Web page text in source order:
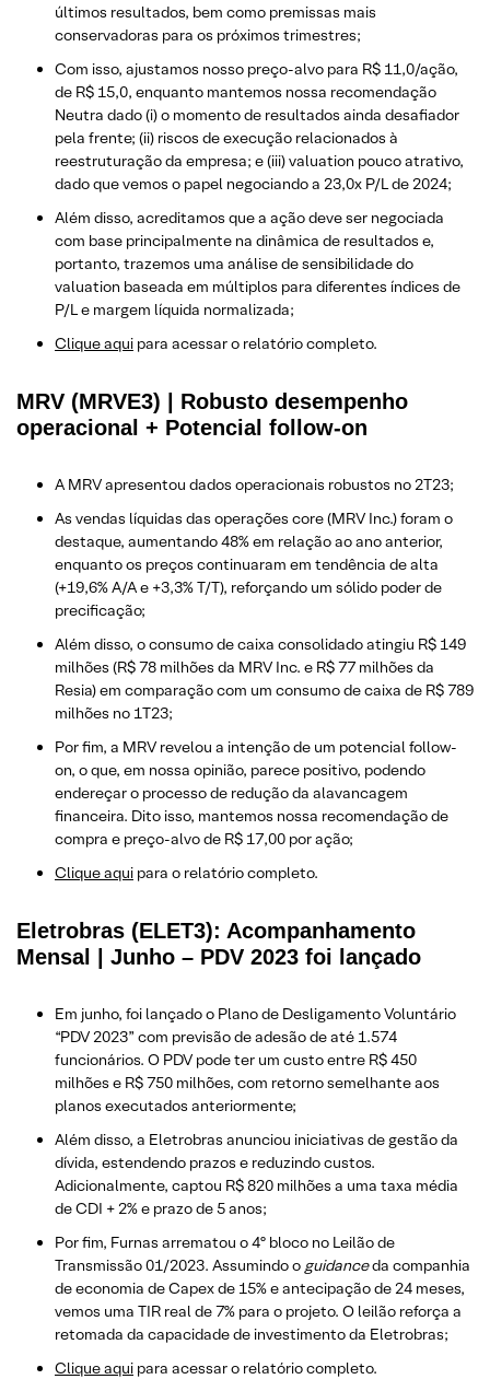
últimos resultados, bem como premissas mais
conservadoras para os próximos trimestres;
Com isso, ajustamos nosso preço-alvo para R$ 11,0/ação,
de R$ 15,0, enquanto mantemos nossa recomendação
Neutra dado (i) o momento de resultados ainda desafiador
pela frente; (ii) riscos de execução relacionados à
reestruturação da empresa; e (iii) valuation pouco atrativo,
dado que vemos o papel negociando a 23,0x P/L de 2024;
Além disso, acreditamos que a ação deve ser negociada
com base principalmente na dinâmica de resultados e,
portanto, trazemos uma análise de sensibilidade do
valuation baseada em múltiplos para diferentes índices de
P/L e margem líquida normalizada;
Clique aqui para acessar o relatório completo.
MRV (MRVE3) | Robusto desempenho
operacional + Potencial follow-on
A MRV apresentou dados operacionais robustos no 2T23;
As vendas líquidas das operações core (MRV Inc.) foram o
destaque, aumentando 48% em relação ao ano anterior,
enquanto os preços continuaram em tendência de alta
(+19,6% A/A e +3,3% T/T), reforçando um sólido poder de
precificação;
Além disso, o consumo de caixa consolidado atingiu R$ 149
milhões (R$ 78 milhões da MRV Inc. e R$ 77 milhões da
Resia) em comparação com um consumo de caixa de R$ 789
milhões no 1T23;
Por fim, a MRV revelou a intenção de um potencial follow-
on, o que, em nossa opinião, parece positivo, podendo
endereçar o processo de redução da alavancagem
financeira. Dito isso, mantemos nossa recomendação de
compra e preço-alvo de R$ 17,00 por ação;
Clique aqui para o relatório completo.
Eletrobras (ELET3): Acompanhamento
Mensal | Junho – PDV 2023 foi lançado
Em junho, foi lançado o Plano de Desligamento Voluntário
“PDV 2023” com previsão de adesão de até 1.574
funcionários. O PDV pode ter um custo entre R$ 450
milhões e R$ 750 milhões, com retorno semelhante aos
planos executados anteriormente;
Além disso, a Eletrobras anunciou iniciativas de gestão da
dívida, estendendo prazos e reduzindo custos.
Adicionalmente, captou R$ 820 milhões a uma taxa média
de CDI + 2% e prazo de 5 anos;
Por fim, Furnas arrematou o 4º bloco no Leilão de
Transmissão 01/2023. Assumindo o guidanceda companhia
de economia de Capex de 15% e antecipação de 24 meses,
vemos uma TIR real de 7% para o projeto. O leilão reforça a
retomada da capacidade de investimento da Eletrobras;
Clique aqui para acessar o relatório completo.